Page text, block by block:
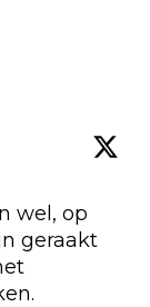
wel, op
geraakt